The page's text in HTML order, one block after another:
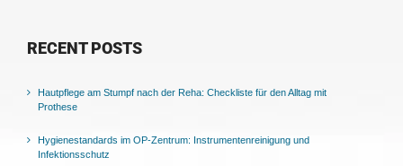
RECENT POSTS
Hautpflege am Stumpf nach der Reha: Checkliste für den Alltag mit
Prothese
Hygienestandards im OP-Zentrum: Instrumentenreinigung und
Infektionsschutz